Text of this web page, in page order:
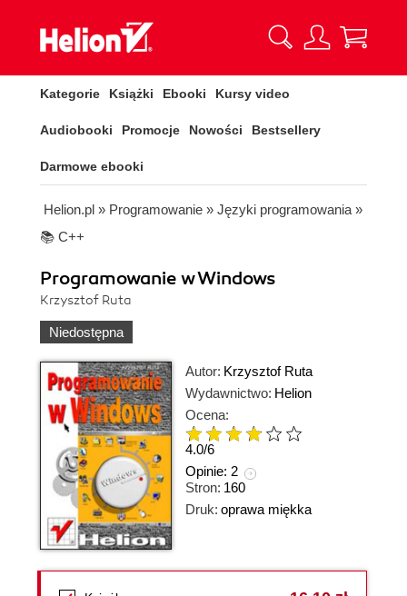
Kategorie Książki Ebooki Kursy video
Audiobooki Promocje Nowości Bestsellery
Darmowe ebooki
Helion.pl » Programowanie » Języki programowania »
📚 C++
Programowanie w Windows
Krzysztof Ruta
Niedostępna
Autor: Krzysztof Ruta
Wydawnictwo: Helion
Ocena:
4.0/6
Opinie: 2
Stron: 160
Druk: oprawa miękka